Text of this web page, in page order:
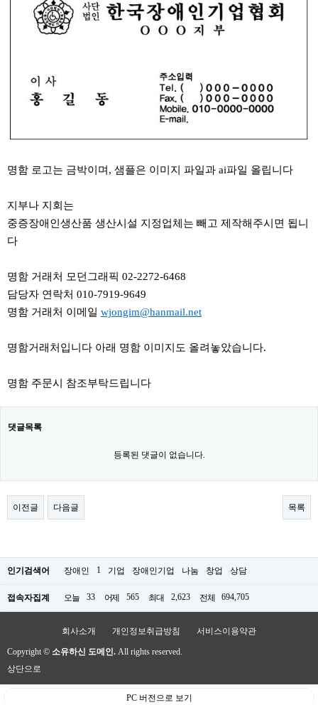
명함 로고는 금박이며, 샘플은 이미지 파일과 ai파일 올립니다
지부나 지회는
중증장애인생산품 생산시설 지정업체는 빼고 제작해주시면 됩니
다
명함 거래처 모던그래픽 02-2272-6468
담당자 연락처 010-7919-9649
명함 거래처 이메일 wjongim@hanmail.net
명함거래처입니다 아래 명함 이미지도 올려놓았습니다.
명함 주문시 참조부탁드립니다
댓글목록
등록된 댓글이 없습니다.
이전글 다음글 목록
인기검색어 장애인 1 기업 장애인기업 나눔 창업 상담
접속자집계 오늘 33 어제 565 최대 2,623 전체 694,705
회사소개 개인정보취급방침 서비스이용약관
Copyright © 소유하신 도메인. All rights reserved.
상단으로
PC 버전으로 보기